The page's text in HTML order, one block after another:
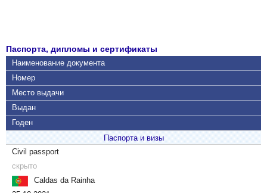
Паспорта, дипломы и сертификаты
Наименование документа
Номер
Место выдачи
Выдан
Годен
Паспорта и визы
Civil passport
скрыто
Caldas da Rainha